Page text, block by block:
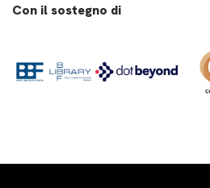
Con il sostegno di